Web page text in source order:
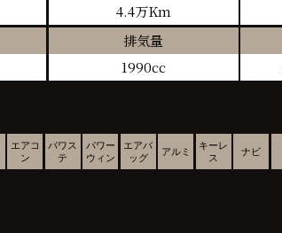
4.4万Km
排気量
1990cc
エアコ
ン
パワス
テ
パワー
ウィン
エアバ
ッグ
アルミ
キーレ
ス
ナビ